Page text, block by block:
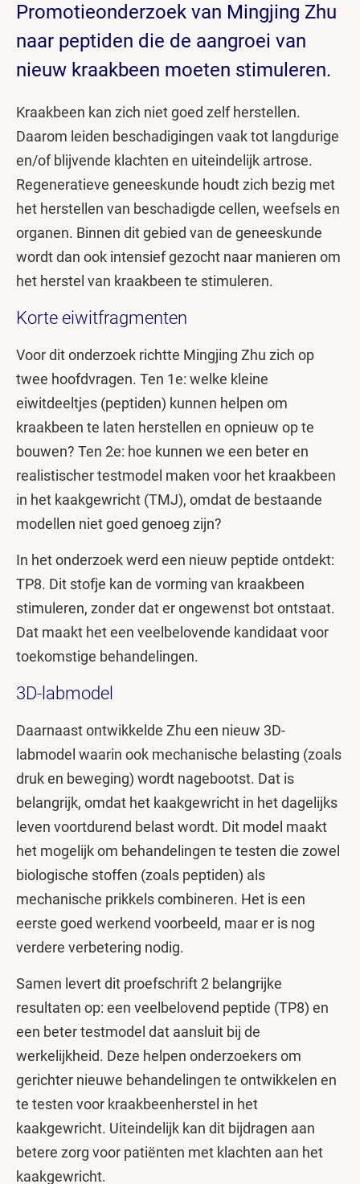
Promotieonderzoek van Mingjing Zhu
naar peptiden die de aangroei van
nieuw kraakbeen moeten stimuleren.
Kraakbeen kan zich niet goed zelf herstellen.
Daarom leiden beschadigingen vaak tot langdurige
en/of blijvende klachten en uiteindelijk artrose.
Regeneratieve geneeskunde houdt zich bezig met
het herstellen van beschadigde cellen, weefsels en
organen. Binnen dit gebied van de geneeskunde
wordt dan ook intensief gezocht naar manieren om
het herstel van kraakbeen te stimuleren.
Korte eiwitfragmenten
Voor dit onderzoek richtte Mingjing Zhu zich op
twee hoofdvragen. Ten 1e: welke kleine
eiwitdeeltjes (peptiden) kunnen helpen om
kraakbeen te laten herstellen en opnieuw op te
bouwen? Ten 2e: hoe kunnen we een beter en
realistischer testmodel maken voor het kraakbeen
in het kaakgewricht (TMJ), omdat de bestaande
modellen niet goed genoeg zijn?
In het onderzoek werd een nieuw peptide ontdekt:
TP8. Dit stofje kan de vorming van kraakbeen
stimuleren, zonder dat er ongewenst bot ontstaat.
Dat maakt het een veelbelovende kandidaat voor
toekomstige behandelingen.
3D-labmodel
Daarnaast ontwikkelde Zhu een nieuw 3D-
labmodel waarin ook mechanische belasting (zoals
druk en beweging) wordt nagebootst. Dat is
belangrijk, omdat het kaakgewricht in het dagelijks
leven voortdurend belast wordt. Dit model maakt
het mogelijk om behandelingen te testen die zowel
biologische stoffen (zoals peptiden) als
mechanische prikkels combineren. Het is een
eerste goed werkend voorbeeld, maar er is nog
verdere verbetering nodig.
Samen levert dit proefschrift 2 belangrijke
resultaten op: een veelbelovend peptide (TP8) en
een beter testmodel dat aansluit bij de
werkelijkheid. Deze helpen onderzoekers om
gerichter nieuwe behandelingen te ontwikkelen en
te testen voor kraakbeenherstel in het
kaakgewricht. Uiteindelijk kan dit bijdragen aan
betere zorg voor patiënten met klachten aan het
kaakgewricht.